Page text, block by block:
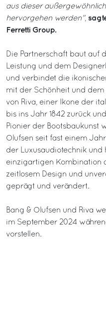
aus dieser
hervorgehen werden",
Ferretti Group.
Die Partnerschaft baut auf
Leistung und dem
und verbindet die
mit der Schönheit und dem
von Riva, einer Ikone der
bis ins Jahr 1842 zurück
Pionier der Bootsbaukunst
Olufsen seit fast einem
der Luxusaudiotechnik
einzigartigen Kombination
zeitlosem Design und
geprägt und verändert.
Bang & Olufsen und Riva
im September 2024
vorstellen.